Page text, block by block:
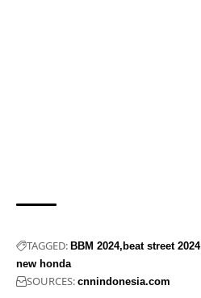
TAGGED: BBM 2024 beat street 2024
new honda
SOURCES: cnnindonesia.com